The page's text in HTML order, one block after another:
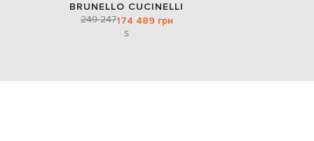
BRUNELLO CUCINELLI
249 247174 489 грн
S